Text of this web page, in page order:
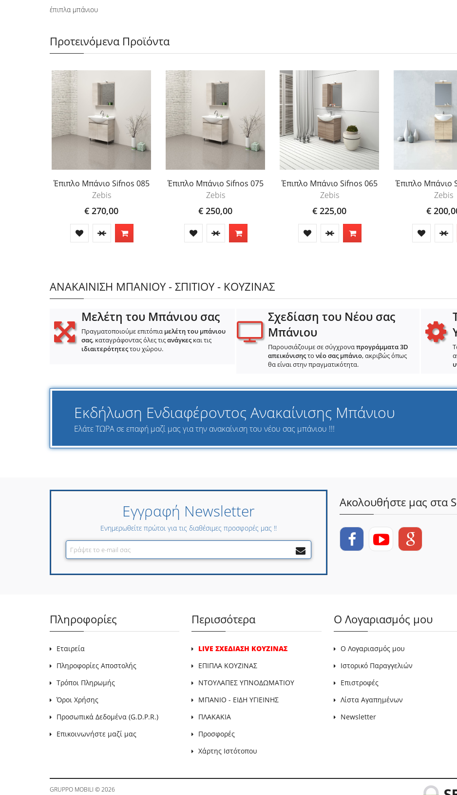
έπιπλα μπάνιου
Προτεινόμενα Προϊόντα
Έπιπλο Μπάνιο Sifnos 085
Zebis
€ 270,00
Έπιπλο Μπάνιο Sifnos 075
Zebis
€ 250,00
Έπιπλο Μπάνιο Sifnos 065
Zebis
€ 225,00
Έπιπλο Μπάνιο
Zebis
€
ΑΝΑΚΑΙΝΙΣΗ ΜΠΑΝΙΟΥ - ΣΠΙΤΙΟΥ - ΚΟΥΖΙΝΑΣ
Μελέτη του Μπάνιου σας
Πραγματοποιούμε επιτόπια μελέτη του μπάνιου
σας, καταγράφοντας όλες τιςανάγκες και τις
ιδιαιτερότητεςτου χώρου.
Σχεδίαση του Νέου σας
Μπάνιου
Παρουσιάζουμε σε σύγχροναπρογράμματα 3D
απεικόνισηςτο νέο σας μπάνιο, ακριβώς όπως
θα είναι στην πραγματικότητα.
Εκδήλωση Ενδιαφέροντος Ανακαίνισης Μπάνιου
Ελάτε ΤΩΡΑ σε επαφή μαζί μας για την ανακαίνιση του νέου σας μπάνιου !!!
Εγγραφή Newsletter
Ενημερωθείτε πρώτοι για τις διαθέσιμες προσφορές μας !!
Ακολουθήστε μας στα
Πληροφορίες
Εταιρεία
Πληροφορίες Αποστολής
Τρόποι Πληρωμής
Όροι Χρήσης
Προσωπικά Δεδομένα (G.D.P.R.)
Επικοινωνήστε μαζί μας
Περισσότερα
LIVE ΣΧΕΔΙΑΣΗ ΚΟΥΖΙΝΑΣ
ΕΠΙΠΛΑ ΚΟΥΖΙΝΑΣ
ΝΤΟΥΛΑΠΕΣ ΥΠΝΟΔΩΜΑΤΙΟΥ
ΜΠΑΝΙΟ - ΕΙΔΗ ΥΓΙΕΙΝΗΣ
ΠΛΑΚΑΚΙΑ
Προσφορές
Χάρτης Ιστότοπου
Ο Λογαριασμός μου
Ο Λογαριασμός μου
Ιστορικό Παραγγελιών
Επιστροφές
Λίστα Αγαπημένων
Newsletter
GRUPPO MOBILI © 2026